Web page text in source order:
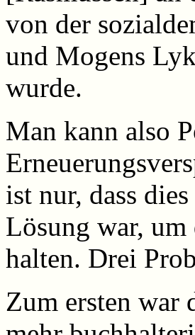
von der
und Mogens
wurde.
Man kann also
ist nur, dass
Lösung war,
halten. Drei
Zum ersten war